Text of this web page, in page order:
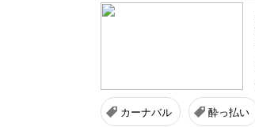
カーナバル 酔っ払い